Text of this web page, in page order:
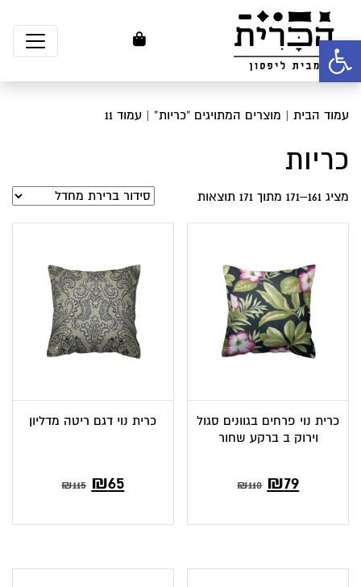
פתח סרגל נגישות
עמוד הבית | מוצרים המתויגים “כריות” | עמוד 11
כריות
מציג 161–171 מתוך 171 תוצאות
כרית נוי פרחים בגוונים סגול
וירוק ב ברקע שחור
₪110 ₪79
כרית נוי דגם ריטה מדליון
₪115 ₪65